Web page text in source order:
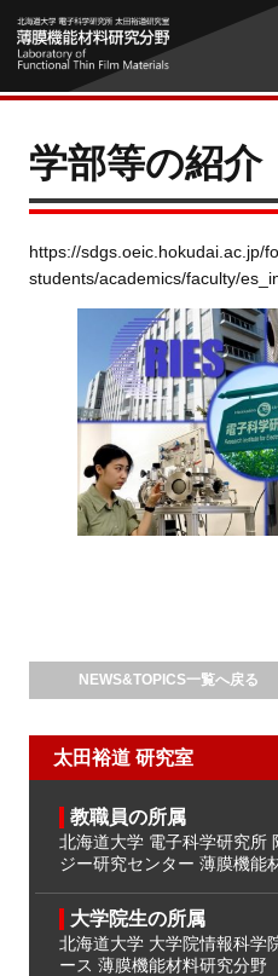
学部等の紹介
https://sdgs.oeic.hokudai.ac.jp/
students/academics/faculty/
NEWS&TOPICS一覧へ戻る
太田裕道 研究室
教職員の所属
北海道大学 電子科学研究所
ジー研究センター 薄膜機能
大学院生の所属
北海道大学 大学院情報科学
ース 薄膜機能材料研究分野